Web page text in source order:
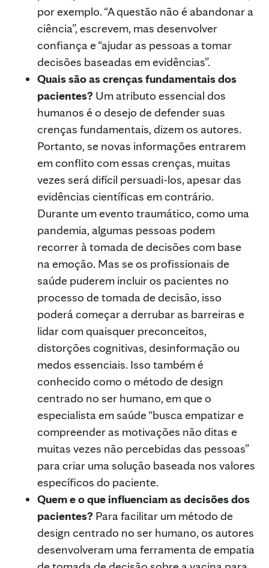
por exemplo. “A questão não é abandonar a
ciência”, escrevem, mas desenvolver
confiança e “ajudar as pessoas a tomar
decisões baseadas em evidências”.
Quais são as crenças fundamentais dos
pacientes? Um atributo essencial dos
humanos é o desejo de defender suas
crenças fundamentais, dizem os autores.
Portanto, se novas informações entrarem
em conflito com essas crenças, muitas
vezes será difícil persuadi-los, apesar das
evidências científicas em contrário.
Durante um evento traumático, como uma
pandemia, algumas pessoas podem
recorrer à tomada de decisões com base
na emoção. Mas se os profissionais de
saúde puderem incluir os pacientes no
processo de tomada de decisão, isso
poderá começar a derrubar as barreiras e
lidar com quaisquer preconceitos,
distorções cognitivas, desinformação ou
medos essenciais. Isso também é
conhecido como o método de design
centrado no ser humano, em que o
especialista em saúde “busca empatizar e
compreender as motivações não ditas e
muitas vezes não percebidas das pessoas”
para criar uma solução baseada nos valores
específicos do paciente.
Quem e o que influenciam as decisões dos
pacientes? Para facilitar um método de
design centrado no ser humano, os autores
desenvolveram uma ferramenta de empatia